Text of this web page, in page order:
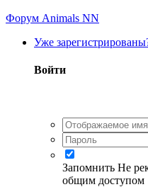
Форум Animals NN
Уже
Войти
Запомнить Не
общим доступом